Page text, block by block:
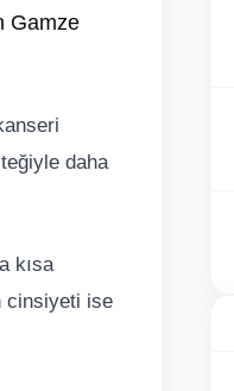
Gamze
daha
kısa
cinsiyeti ise